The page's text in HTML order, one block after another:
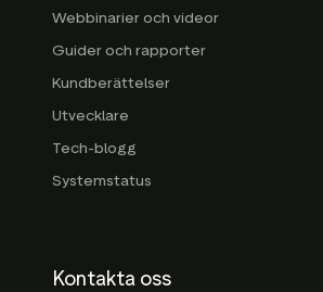
Webbinarier och videor
Guider och rapporter
Kundberättelser
Utvecklare
Tech-blogg
Systemstatus
Kontakta oss